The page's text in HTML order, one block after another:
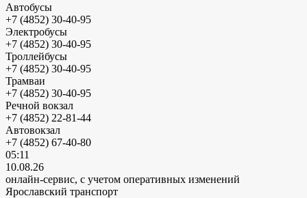
Автобусы
+7 (4852) 30-40-95
Электробусы
+7 (4852) 30-40-95
Троллейбусы
+7 (4852) 30-40-95
Трамваи
+7 (4852) 30-40-95
Речной вокзал
+7 (4852) 22-81-44
Автовокзал
+7 (4852) 67-40-80
05:11
10.08.26
онлайн-сервис, с учетом оперативных изменений
Ярославский транспорт